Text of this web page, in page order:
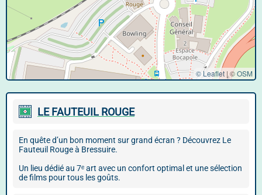
© Leaflet | ©OSM
LE FAUTEUIL ROUGE
En quête d’un bon moment sur grand écran ? Découvrez Le
Fauteuil Rouge à Bressuire.
Un lieu dédié au 7ᵉ art avec un confort optimal et une sélection
de films pour tous les goûts.